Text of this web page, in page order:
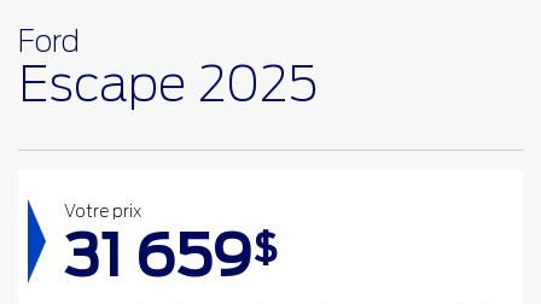
Ford
Escape 2025
Votre prix
31 659$